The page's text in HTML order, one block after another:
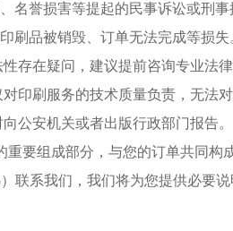
名誉损害等提起的民事诉讼或刑事
刷品被销毁、订单无法完成等损失
存在疑问，建议提前咨询专业法
印刷服务的技术质量负责，无法
公安机关或者出版行政部门报告。
重要组成部分，与您的订单共同构
）联系我们，我们将为您提供必要